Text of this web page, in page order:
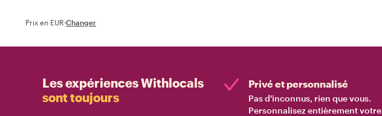
Prix en EUR·Changer
Les expériences Withlocals
sont toujours
Privé et personnalisé
Pas d'inconnus, rien que vous.
Personnalisez entièrement votre